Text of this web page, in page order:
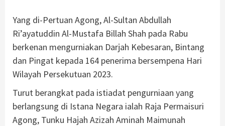
Yang di-Pertuan Agong, Al-Sultan Abdullah
Ri’ayatuddin Al-Mustafa Billah Shah pada Rabu
berkenan mengurniakan Darjah Kebesaran, Bintang
dan Pingat kepada 164 penerima bersempena Hari
Wilayah Persekutuan 2023.
Turut berangkat pada istiadat pengurniaan yang
berlangsung di Istana Negara ialah Raja Permaisuri
Agong, Tunku Hajah Azizah Aminah Maimunah